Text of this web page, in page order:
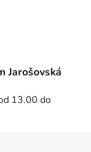
Jarošovská
13.00 do